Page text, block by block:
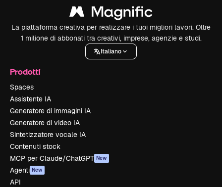
La piattaforma creativa per realizzare i tuoi migliori lavori. Oltre
1 milione di abbonati tra creativi, imprese, agenzie e studi.
Italiano
Prodotti
Spaces
Assistente IA
Generatore di immagini IA
Generatore di video IA
Sintetizzatore vocale IA
Contenuti stock
MCP per Claude/ChatGPT New
Agenti New
API